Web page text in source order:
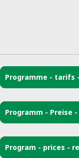
Programme - tarifs
Programm - Preise
Program - prices -